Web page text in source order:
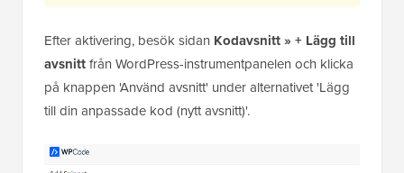
Efter aktivering, besök sidan Kodavsnitt » + Lägg till
avsnittfrån WordPress-instrumentpanelen och klicka
på knappen 'Använd avsnitt' under alternativet 'Lägg
till din anpassade kod (nytt avsnitt)'.